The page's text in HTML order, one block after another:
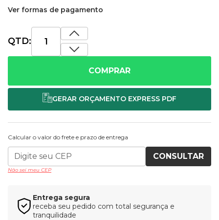
Ver formas de pagamento
QTD:
COMPRAR
Calcular o valor do frete e prazo de entrega
CONSULTAR
Não sei meu CEP
Entrega segura
receba seu pedido com total segurança e
tranquilidade